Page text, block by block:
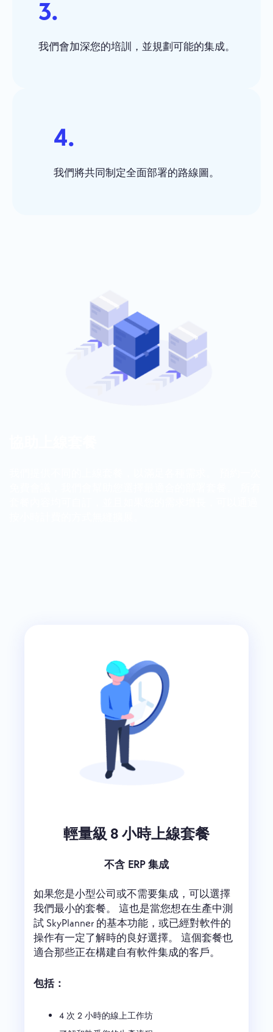
3.
我們會加深您的培訓，並規劃可能的集成。
4.
我們將共同制定全面部署的路線圖。
輕量級 8 小時上線套餐
不含 ERP 集成
如果您是小型公司或不需要集成，可以選擇
我們最小的套餐。 這也是當您想在生產中測
試 SkyPlanner 的基本功能，或已經對軟件的
操作有一定了解時的良好選擇。 這個套餐也
適合那些正在構建自有軟件集成的客戶。
包括：
4 次 2 小時的線上工作坊